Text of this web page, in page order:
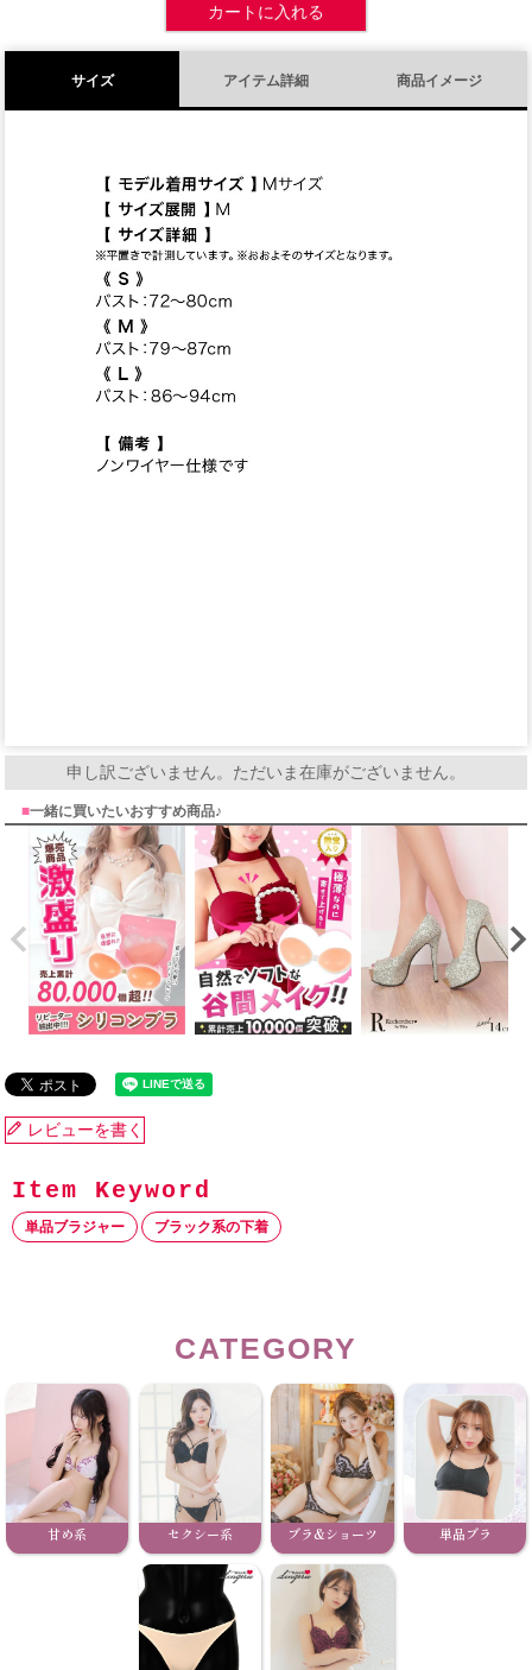
カートに入れる
サイズ アイテム詳細 商品イメージ
申し訳ございません。ただいま在庫がございません。
■一緒に買いたいおすすめ商品♪
レビューを書く
単品ブラジャー ブラック系の下着
CATEGORY
甘め系 セクシー系 ブラ&ショーツ 単品ブラ